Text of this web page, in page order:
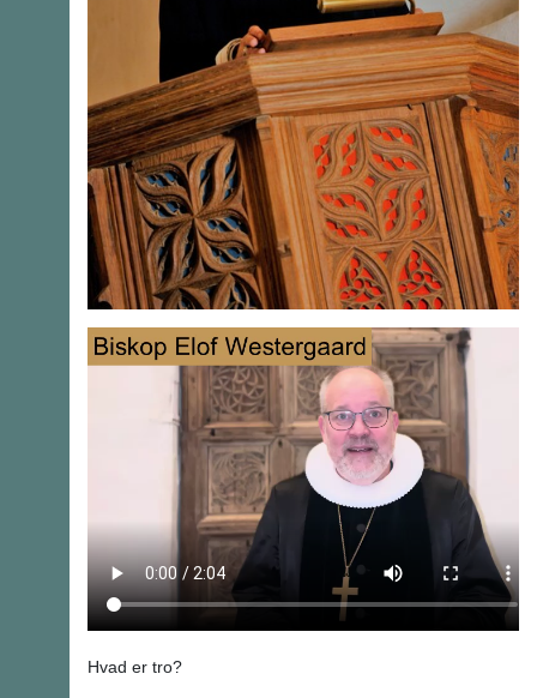
Hvad er tro?